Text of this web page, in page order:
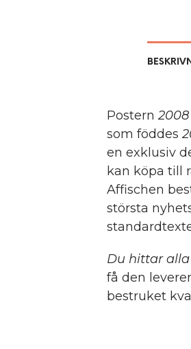
Postern
som föddes
en exklusiv
kan köpa till
Affischen
största
Du hittar
få den
bestruket